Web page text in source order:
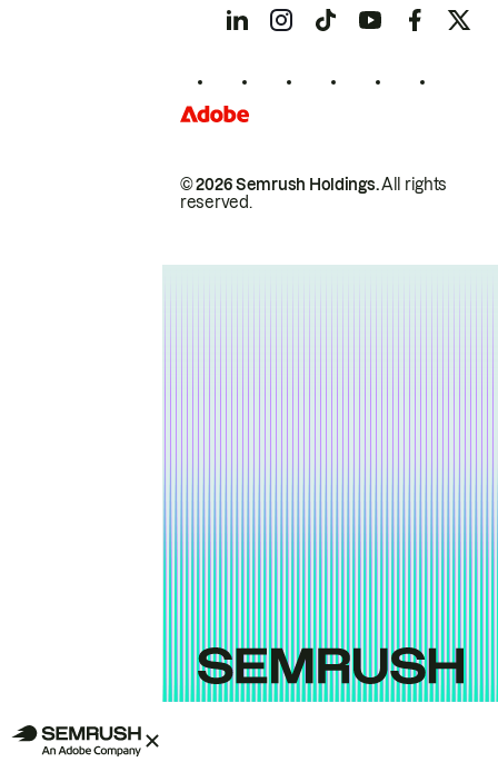
© 2026 Semrush Holdings.All rights
reserved.